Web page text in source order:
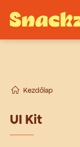
Kezdőlap
UI Kit